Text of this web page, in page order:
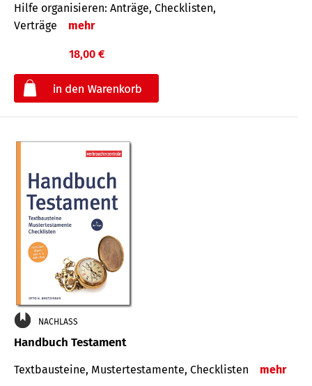
Hilfe organisieren: Anträge, Checklisten,
Verträge
mehr
18,00 €
NACHLASS
Handbuch Testament
Textbausteine, Mustertestamente, Checklisten mehr